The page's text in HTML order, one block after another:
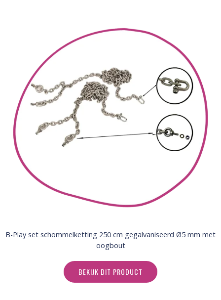
B-Play set schommelketting 250 cm gegalvaniseerd Ø5 mm met
oogbout
BEKIJK DIT PRODUCT